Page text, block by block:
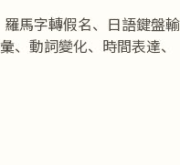
馬字轉假名、日語鍵盤輸
、動詞變化、時間表達、